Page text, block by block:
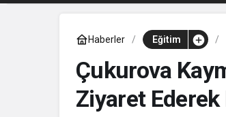
Haberler Eğitim
Çukurova
Ziyaret Ederek